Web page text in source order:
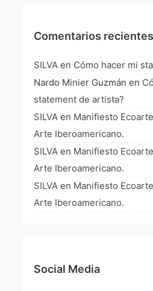
Comentarios recientes
SILVA en Cómo hacer mi
Nardo Minier Guzmán en
statement de artista?
SILVA en Manifiesto
Arte Iberoamericano.
SILVA en Manifiesto
Arte Iberoamericano.
SILVA en Manifiesto
Arte Iberoamericano.
Social Media